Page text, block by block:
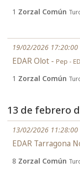
1 Zorzal Común
19/02/2026 17:20:00
EDAR Olot - Pep -
1 Zorzal Común
13 de febrero
13/02/2026 11:28:00
EDAR Tarragona
8 Zorzal Común